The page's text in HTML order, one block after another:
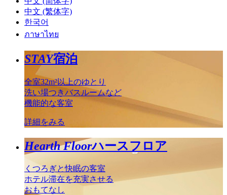
中文 (繁体字)
한국어
ภาษาไทย
STAY宿泊
全室32m²以上のゆとり
洗い場つきバスルームなど
機能的な客室
詳細をみる
Hearth Floorハースフロア
くつろぎと快眠の客室
ホテル滞在を充実させる
おもてなし